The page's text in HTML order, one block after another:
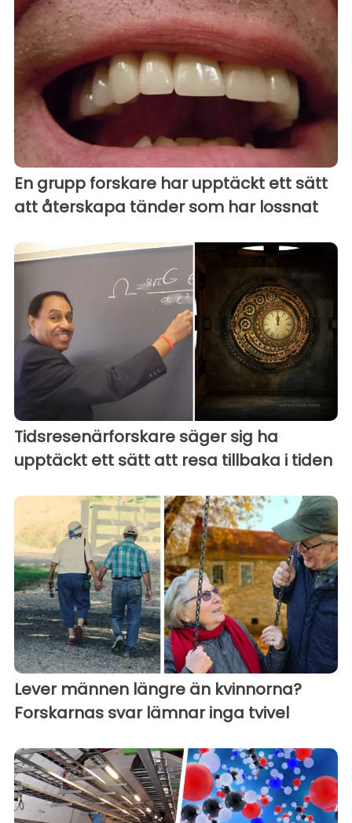
En grupp forskare har upptäckt ett sätt
att återskapa tänder som har lossnat
Tidsresenärforskare säger sig ha
upptäckt ett sätt att resa tillbaka i tiden
Lever männen längre än kvinnorna?
Forskarnas svar lämnar inga tvivel